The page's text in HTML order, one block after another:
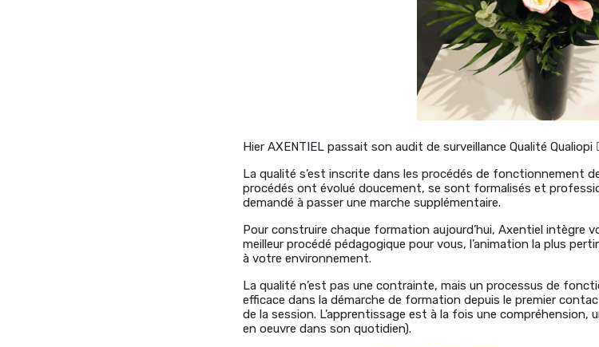
Hier AXENTIEL passait son audit de surveillance Qualité Qualiopi
La qualité s’est inscrite dans les procédés de fonctionnement
procédés ont évolué doucement, se sont formalisés et
demandé à passer une marche supplémentaire.
Pour construire chaque formation aujourd’hui, Axentiel intègre
meilleur procédé pédagogique pour vous, l’animation la plus
à votre environnement.
La qualité n’est pas une contrainte, mais un processus de
efficace dans la démarche de formation depuis le premier
de la session. L’apprentissage est à la fois une
en oeuvre dans son quotidien).